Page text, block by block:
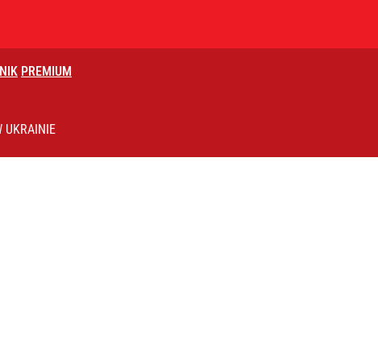
PREMIUM
niezależności redakcyjnej”
UKRAINIE